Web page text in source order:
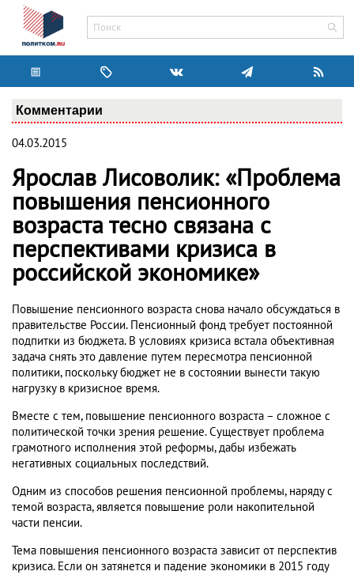
Комментарии
04.03.2015
Ярослав Лисоволик: «Проблема
повышения пенсионного
возраста тесно связана с
перспективами кризиса в
российской экономике»
Повышение пенсионного возраста снова начало обсуждаться в
правительстве России. Пенсионный фонд требует постоянной
подпитки из бюджета. В условиях кризиса встала объективная
задача снять это давление путем пересмотра пенсионной
политики, поскольку бюджет не в состоянии вынести такую
нагрузку в кризисное время.
Вместе с тем, повышение пенсионного возраста – сложное с
политической точки зрения решение. Существует проблема
грамотного исполнения этой реформы, дабы избежать
негативных социальных последствий.
Одним из способов решения пенсионной проблемы, наряду с
темой возраста, является повышение роли накопительной
части пенсии.
Тема повышения пенсионного возраста зависит от перспектив
кризиса. Если он затянется и падение экономики в 2015 году